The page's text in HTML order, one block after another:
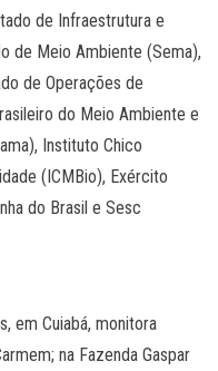
de Infraestrutura e
de Meio Ambiente (Sema),
de Operações de
do Meio Ambiente e
Instituto Chico
(ICMBio), Exército
do Brasil e Sesc
em Cuiabá, monitora
na Fazenda Gaspar